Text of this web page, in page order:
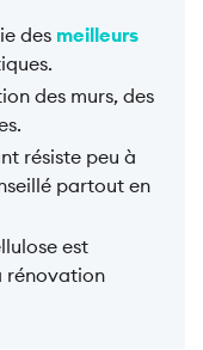
des meilleurs
des murs, des
résiste peu à
partout en
est
rénovation